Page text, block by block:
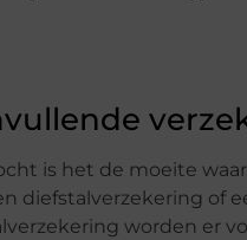
is het de moeite
diefstalverzekering of
worden er